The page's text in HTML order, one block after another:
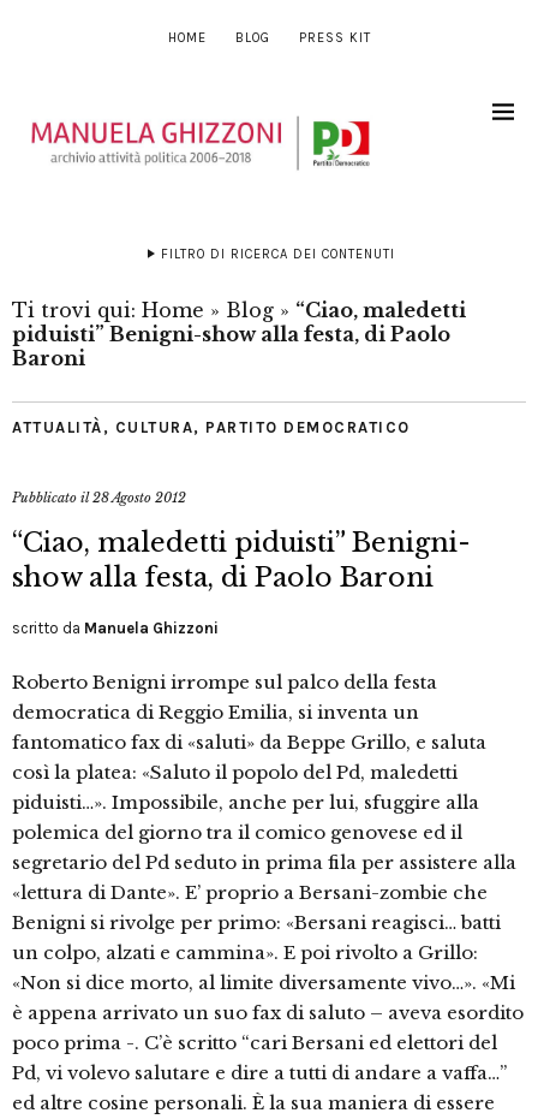
HOME BLOG PRESS KIT
FILTRO DI RICERCA DEI CONTENUTI
Ti trovi qui: Home » Blog » “Ciao, maledetti
piduisti” Benigni-show alla festa, di Paolo
Baroni
ATTUALITÀ , CULTURA, PARTITO DEMOCRATICO
Pubblicato il28 Agosto 2012
“Ciao, maledetti piduisti” Benigni-
show alla festa, di Paolo Baroni
scritto da Manuela Ghizzoni
Roberto Benigni irrompe sul palco della festa
democratica di Reggio Emilia, si inventa un
fantomatico fax di «saluti» da Beppe Grillo, e saluta
così la platea: «Saluto il popolo del Pd, maledetti
piduisti…». Impossibile, anche per lui, sfuggire alla
polemica del giorno tra il comico genovese ed il
segretario del Pd seduto in prima fila per assistere alla
«lettura di Dante». E’ proprio a Bersani-zombie che
Benigni si rivolge per primo: «Bersani reagisci… batti
un colpo, alzati e cammina». E poi rivolto a Grillo:
«Non si dice morto, al limite diversamente vivo…». «Mi
è appena arrivato un suo fax di saluto – aveva esordito
poco prima -. C’è scritto “cari Bersani ed elettori del
Pd, vi volevo salutare e dire a tutti di andare a vaffa…”
ed altre cosine personali. È la sua maniera di essere